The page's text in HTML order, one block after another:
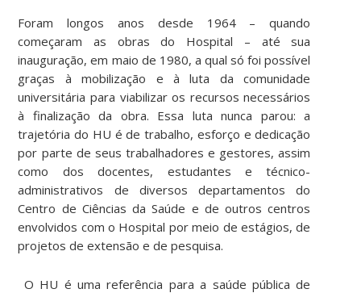
Foram longos anos desde 1964 – quando
começaram as obras do Hospital – até sua
inauguração, em maio de 1980, a qual só foi possível
graças à mobilização e à luta da comunidade
universitária para viabilizar os recursos necessários
à finalização da obra. Essa luta nunca parou: a
trajetória do HU é de trabalho, esforço e dedicação
por parte de seus trabalhadores e gestores, assim
como dos docentes, estudantes e técnico-
administrativos de diversos departamentos do
Centro de Ciências da Saúde e de outros centros
envolvidos com o Hospital por meio de estágios, de
projetos de extensão e de pesquisa.
O HU é uma referência para a saúde pública de